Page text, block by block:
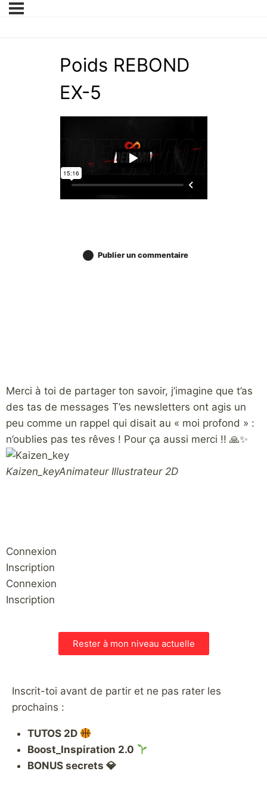
Poids REBOND
EX-5
Publier un commentaire
Merci à toi de partager ton savoir, j’imagine que t’as
des tas de messages T’es newsletters ont agis un
peu comme un rappel qui disait au « moi profond » :
n’oublies pas tes rêves ! Pour ça aussi merci !! 🙏✨
Kaizen_keyAnimateur Illustrateur 2D
Connexion
Inscription
Connexion
Inscription
Rester à mon niveau actuelle
Inscrit-toi avant de partir et ne pas rater les
prochains :
TUTOS 2D
Boost_Inspiration 2.0
BONUS secrets 💎